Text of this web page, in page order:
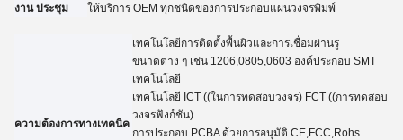
งาน ประชุม ให้บริการ OEM ทุกชนิดของการประกอบแผ่นวงจรพิมพ์
ความต้องการทางเทคนิค
เทคโนโลยีการติดตั้งพื้นผิวและการเชื่อมผ่านรู
ขนาดต่าง ๆ เช่น 1206,0805,0603 องค์ประกอบ SMT
เทคโนโลยี
เทคโนโลยี ICT ((ในการทดสอบวงจร) FCT ((การทดสอบ
วงจรฟังก์ชัน)
การประกอบ PCBA ด้วยการอนุมัติ CE,FCC,Rohs